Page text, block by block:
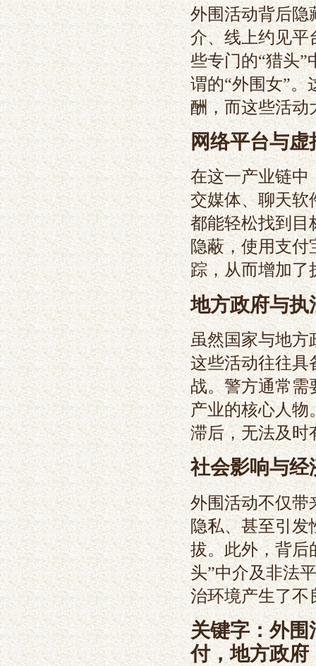
外围活动背后隐
介、线上约见平
些专门的“猎头
谓的“外围女”。
酬，而这些活动
网络平台与
在这一产业链中
交媒体、聊天软
都能轻松找到目
隐蔽，使用支付
踪，从而增加了
地方政府与执
虽然国家与地
这些活动往往具
战。警方通常需
产业的核心人
滞后，无法及时
社会影响与经
外围活动不仅带
隐私、甚至引发
拔。此外，背后
头”中介及非法
治环境产生了不
关键字：外围
付，地方政府